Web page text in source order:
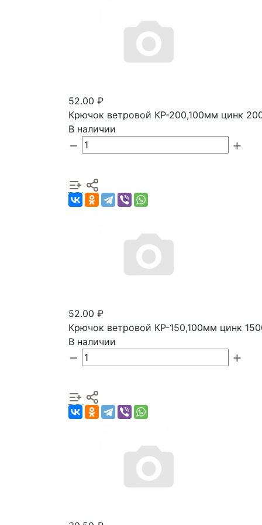
52.00 ₽
Крючок ветровой КР-200,100мм цинк
В наличии
52.00 ₽
Крючок ветровой КР-150,100мм цинк
В наличии